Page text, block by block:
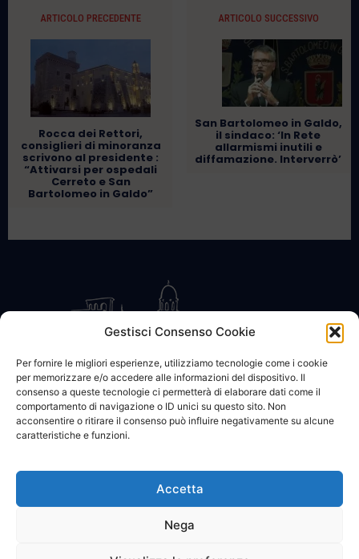
Gestisci Consenso Cookie
Per fornire le migliori esperienze, utilizziamo tecnologie come i cookie
per memorizzare e/o accedere alle informazioni del dispositivo. Il
consenso a queste tecnologie ci permetterà di elaborare dati come il
comportamento di navigazione o ID unici su questo sito. Non
acconsentire o ritirare il consenso può influire negativamente su alcune
caratteristiche e funzioni.
Accetta
Nega
ARTICOLO PRECEDENTE
Rocca dei Rettori,
consiglieri di minoranza
scrivono al presidente :
“Attivarsi per ospedali
Cerreto e San
Bartolomeo in Galdo”
ARTICOLO SUCCESSIVO
San Bartolomeo in Galdo,
il sindaco: ‘In Rete
allarmismi inutili e
diffamazione. Interverrò’
CONTATTACI COOKIE POLICY PRIVACY
© 2002 - 2026 SanBartolomeo.info :::: powered by Go Web snc |